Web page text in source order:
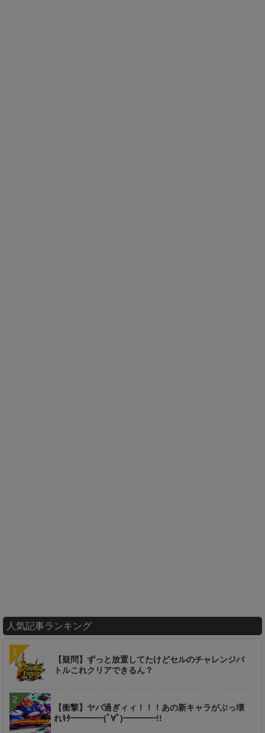
人気記事ランキング
【疑問】ずっと放置してたけどセルのチャレンジバ
トルこれクリアできるん？
【衝撃】ヤバ過ぎィィ！！！あの新キャラがぶっ壊
れｷﾀ━━━━(ﾟ∀ﾟ)━━━━!!